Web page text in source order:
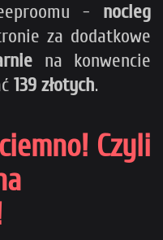
- nocleg
za dodatkowe
na konwencie
139 złotych.
Czyli